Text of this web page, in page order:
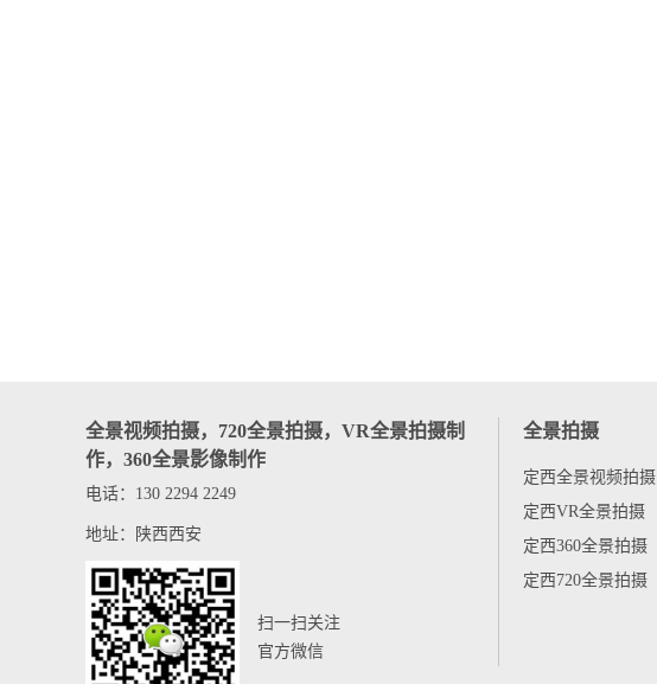
全景视频拍摄，720全景拍摄，VR全景拍摄制
作，360全景影像制作
电话：130 2294 2249
地址：陕西西安
扫一扫关注
官方微信
全景拍摄
定西全景视频拍摄
定西VR全景拍摄
定西360全景拍摄
定西720全景拍摄